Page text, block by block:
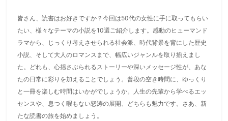
皆さん、読書はお好きですか？今回は50代の女性に手に取ってもらい
たい、様々なテーマの小説を10選ご紹介します。感動のヒューマンド
ラマから、じっくり考えさせられる社会派、時代背景を背にした歴史
小説、そして大人のロマンスまで、幅広いジャンルを取り揃えまし
た。どれも、心揺さぶられるストーリーや深いメッセージ性が、あな
たの日常に彩りを加えることでしょう。普段の空き時間に、ゆっくり
と一冊を楽しむ時間はいかがでしょうか。人生の先輩から学べるエッ
センスや、息つく暇もない怒涛の展開、どちらも魅力です。さあ、新
たな読書の旅を始めましょう。